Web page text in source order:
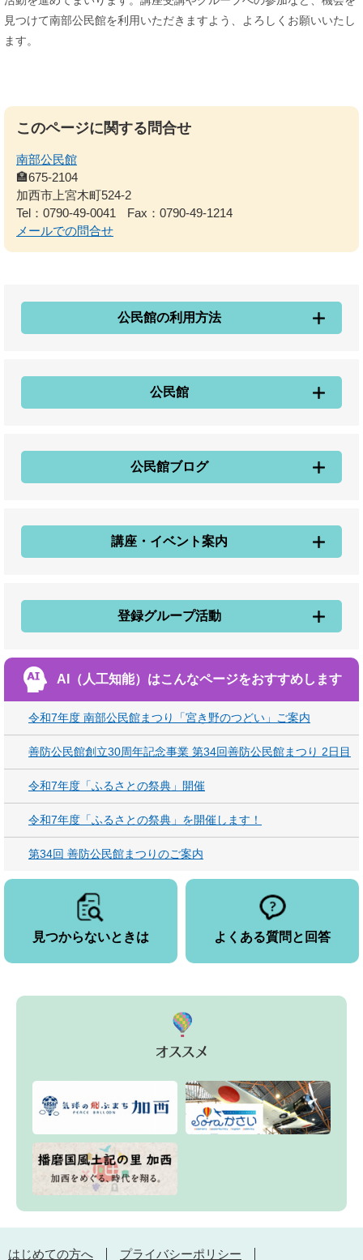
見つけて南部公民館を利用いただきますよう、よろしくお願いいたし
ます。
このページに関する問合せ
南部公民館
🏣675-2104
加西市上宮木町524-2
Tel：0790-49-0041
Fax：0790-49-1214
メールでの問合せ
公民館の利用方法
公民館
公民館ブログ
講座・イベント案内
登録グループ活動
AI（人工知能）はこんなページをおすすめします
令和7年度 南部公民館まつり「宮き野のつどい」ご案内
善防公民館創立30周年記念事業 第34回善防公民館まつり 2日目
令和7年度「ふるさとの祭典」開催
令和7年度「ふるさとの祭典」を開催します！
第34回 善防公民館まつりのご案内
見つからないときは よくある質問と回答
はじめての方へ
プライバシーポリシー